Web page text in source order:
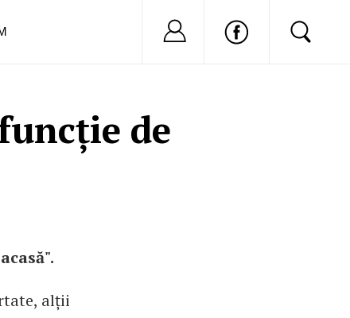
de
alții
Nu ai cont?